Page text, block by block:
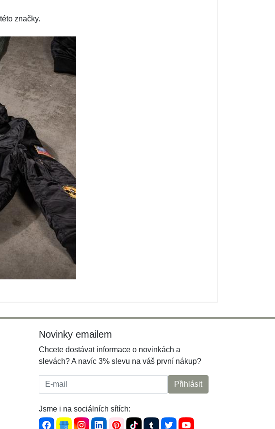
značky.
Novinky emailem
Chcete dostávat informace o novinkách a
slevách? A navíc 3% slevu na váš první nákup?
E-mail: Přihlásit
Jsme i na sociálních sítích: